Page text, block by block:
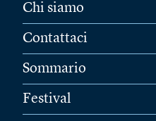
Chi siamo
Contattaci
Sommario
Festival